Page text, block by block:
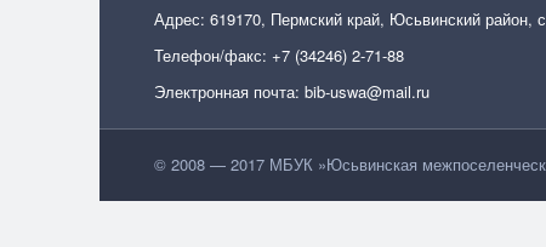
Адрес: 619170, Пермский край, Юсьвинский район,
Телефон/факс: +7 (34246) 2-71-88
Электронная почта: bib-uswa@mail.ru
© 2008 — 2017 МБУК »Юсьвинская